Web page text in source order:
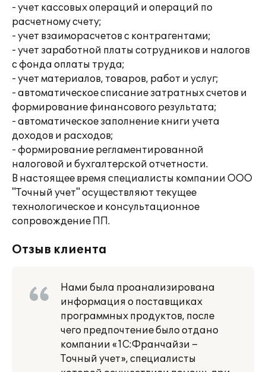
- учет кассовых операций и операций по
расчетному счету;
- учет взаиморасчетов с контрагентами;
- учет заработной платы сотрудников и налогов
с фонда оплаты труда;
- учет материалов, товаров, работ и услуг;
- автоматическое списание затратных счетов и
формирование финансового результата;
- автоматическое заполнение книги учета
доходов и расходов;
- формирование регламентированной
налоговой и бухгалтерской отчетности.
В настоящее время специалисты компании ООО
"Точный учет" осуществляют текущее
технологическое и консультационное
сопровождение ПП.
Отзыв клиента
Нами была проанализирована
информация о поставщиках
программных продуктов, после
чего предпочтение было отдано
компании «1С:Франчайзи –
Точный учет», специалисты